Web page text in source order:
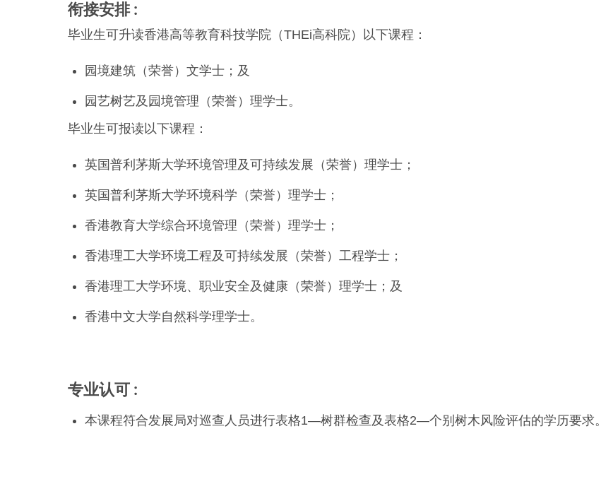
衔接安排
毕业生可升读香港高等教育科技学院（THEi高科院）以下课程：
园境建筑（荣誉）文学士；及
园艺树艺及园境管理（荣誉）理学士。
毕业生可报读以下课程：
英国普利茅斯大学环境管理及可持续发展（荣誉）理学士；
英国普利茅斯大学环境科学（荣誉）理学士；
香港教育大学综合环境管理（荣誉）理学士；
香港理工大学环境工程及可持续发展（荣誉）工程学士；
香港理工大学环境、职业安全及健康（荣誉）理学士；及
香港中文大学自然科学理学士。
专业认可
本课程符合发展局对巡查人员进行表格1—树群检查及表格2—个别树木风险评估的学历要求。